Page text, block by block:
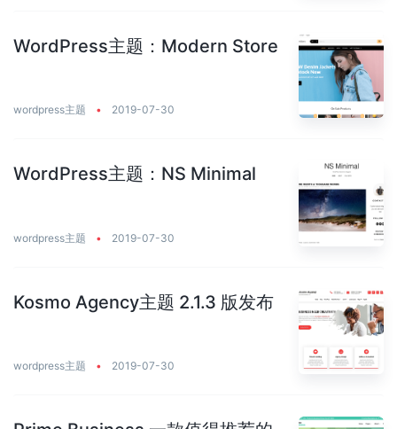
WordPress主题：Modern Store
wordpress主题 • 2019-07-30
WordPress主题：NS Minimal
wordpress主题 • 2019-07-30
Kosmo Agency主题 2.1.3 版发布
wordpress主题 • 2019-07-30